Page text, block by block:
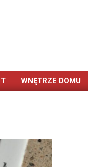
Primary
WNĘTRZE DOMU